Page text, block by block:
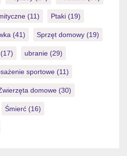
(11) Ptaki (19)
(41) Sprzęt domowy (19)
(17) ubranie (29)
sportowe (11)
domowe (30)
Śmierć (16)